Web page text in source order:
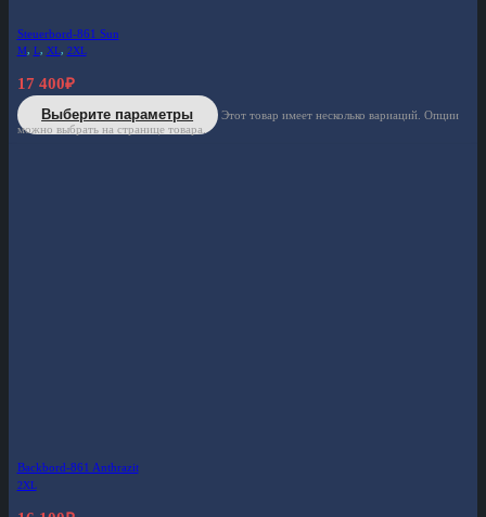
Steuerbord-861 Sun
M, L, XL, 2XL
17 400₽
Выберите параметры
Этот товар имеет несколько вариаций. Опции
можно выбрать на странице товара.
Backbord-861 Anthrazit
2XL